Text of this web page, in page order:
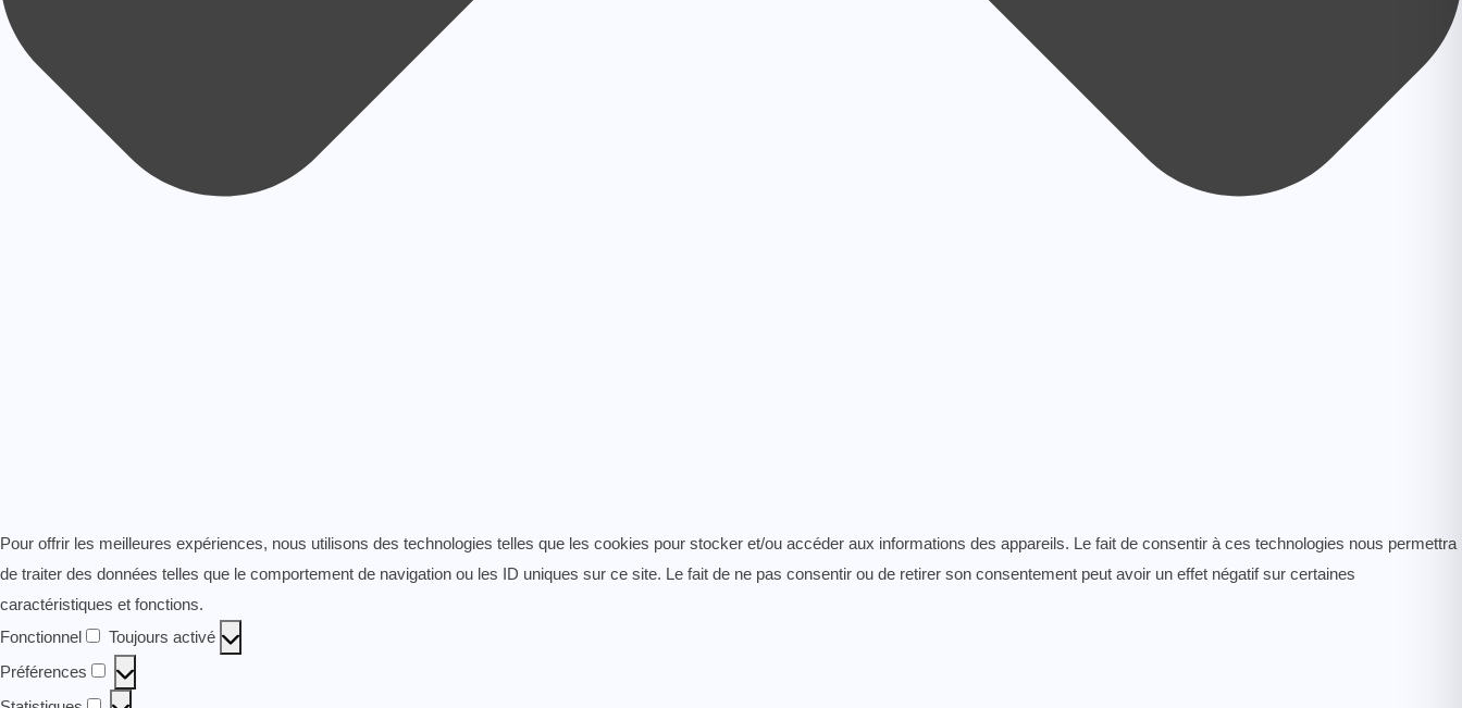
Pour offrir les meilleures expériences, nous utilisons des technologies telles que les cookies pour stocker et/ou accéder aux informations des appareils. Le fait de consentir à ces technologies nous permettra
de traiter des données telles que le comportement de navigation ou les ID uniques sur ce site. Le fait de ne pas consentir ou de retirer son consentement peut avoir un effet négatif sur certaines
caractéristiques et fonctions.
Fonctionnel
Fonctionnel
Toujours activé
Préférences
Préférences